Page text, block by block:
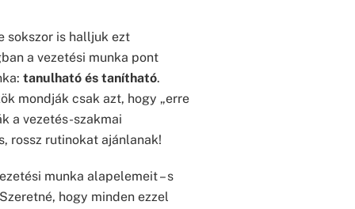
sokszor is halljuk ezt
a vezetési munka pont
tanulható és tanítható.
mondják csak azt, hogy „erre
a vezetés-szakmai
rossz rutinokat ajánlanak!
munka alapelemeit – s
hogy minden ezzel